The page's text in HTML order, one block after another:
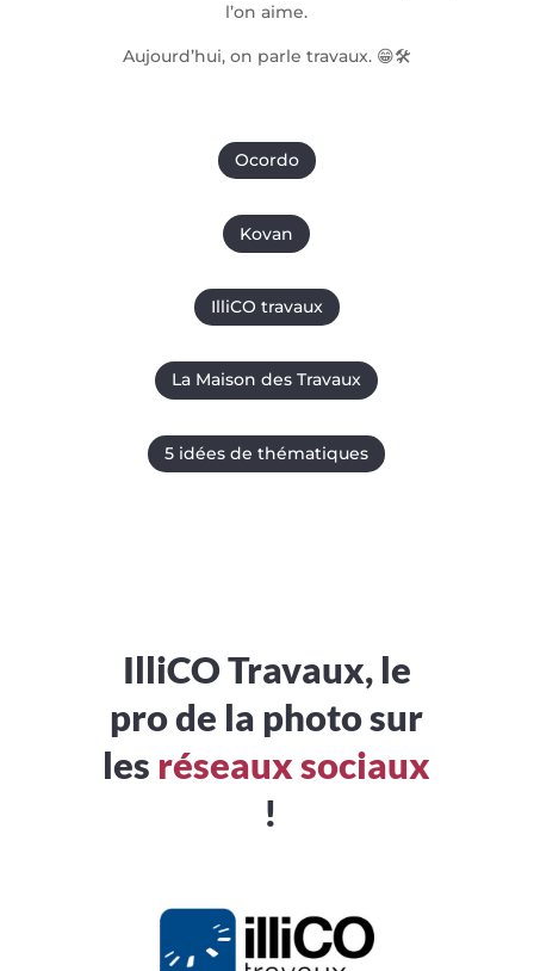
l’on aime.
Aujourd’hui, on parle travaux. 😁🛠
Ocordo
Kovan
IlliCO travaux
La Maison des Travaux
5 idées de thématiques
IlliCO Travaux, le
pro de la photo sur
les réseaux sociaux
!